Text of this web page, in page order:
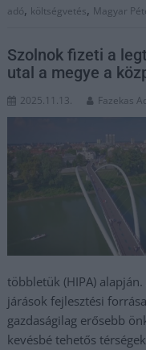
adó, költségvetés, Magyar
Szolnok fizeti a
utal a megye a
2025.11.13. Fazekas
többletük (HIPA)
járások fejlesztési
gazdaságilag erősebb
kevésbé tehetős